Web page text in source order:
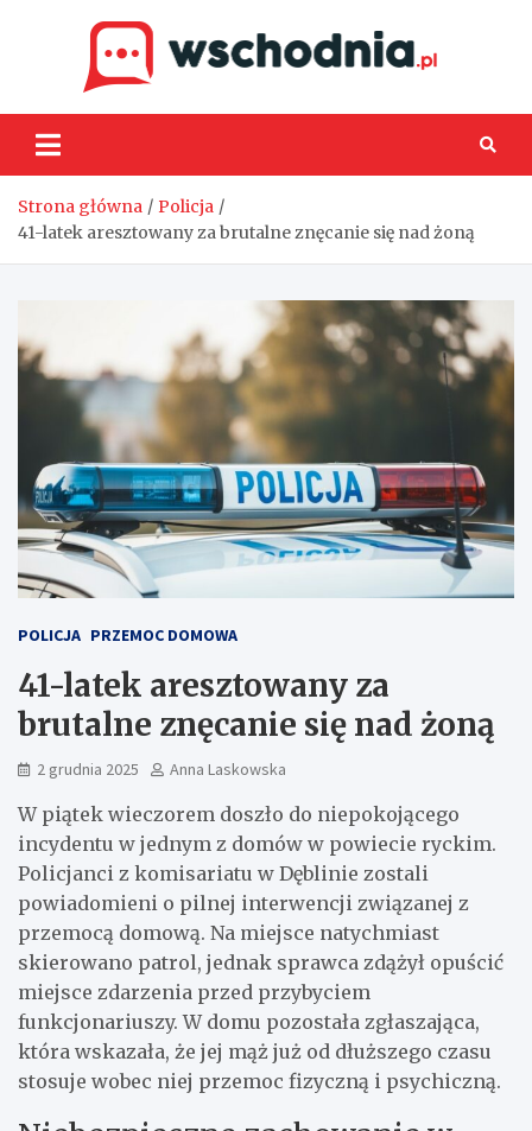
Strona główna
Policja
41-latek aresztowany za brutalne znęcanie się nad żoną
POLICJA PRZEMOC DOMOWA
41-latek aresztowany za
brutalne znęcanie się nad żoną
2 grudnia 2025 Anna Laskowska
W piątek wieczorem doszło do niepokojącego
incydentu w jednym z domów w powiecie ryckim.
Policjanci z komisariatu w Dęblinie zostali
powiadomieni o pilnej interwencji związanej z
przemocą domową. Na miejsce natychmiast
skierowano patrol, jednak sprawca zdążył opuścić
miejsce zdarzenia przed przybyciem
funkcjonariuszy. W domu pozostała zgłaszająca,
która wskazała, że jej mąż już od dłuższego czasu
stosuje wobec niej przemoc fizyczną i psychiczną.